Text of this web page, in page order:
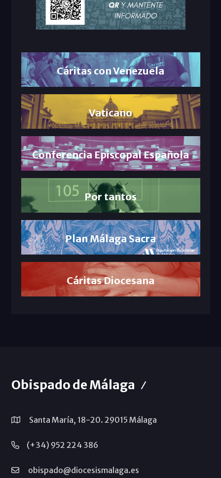
Cáritas con Venezuela
Vaticano
Conferencia Episcopal Española
Por tantos
Plan Málaga Sacra
Cáritas Diocesana
Obispado de Málaga
Santa María, 18-20. 29015 Málaga
(+34) 952 224 386
obispado@diocesismalaga.es